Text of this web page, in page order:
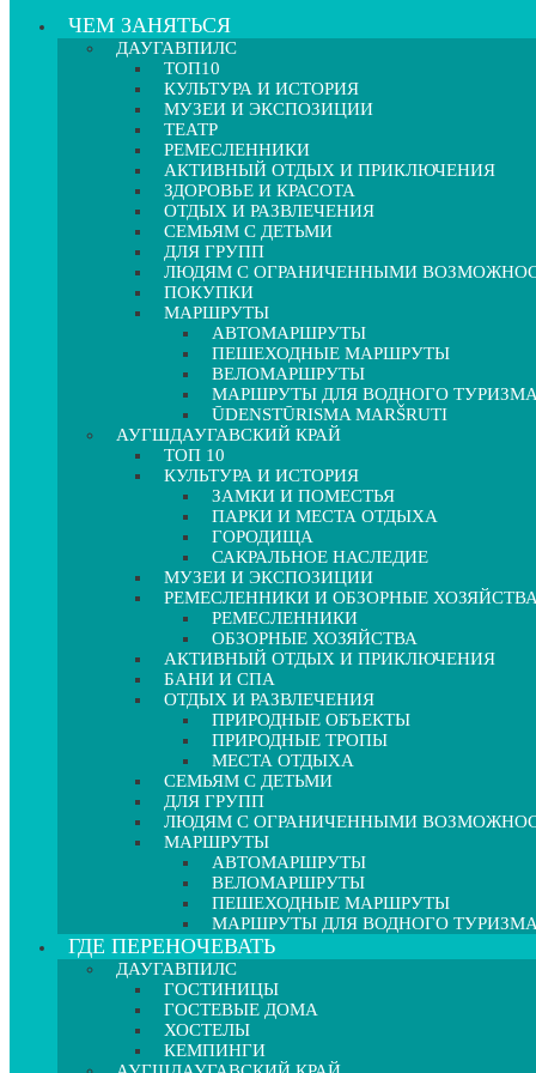
ЧЕМ ЗАНЯТЬСЯ
ДАУГАВПИЛС
ТОП10
КУЛЬТУРА И ИСТОРИЯ
МУЗЕИ И ЭКСПОЗИЦИИ
ТЕАТР
РЕМЕСЛЕННИКИ
АКТИВНЫЙ ОТДЫХ И ПРИКЛЮЧЕНИЯ
ЗДОРОВЬЕ И КРАСОТА
ОТДЫХ И РАЗВЛЕЧЕНИЯ
СЕМЬЯМ С ДЕТЬМИ
ДЛЯ ГРУПП
ЛЮДЯМ С ОГРАНИЧЕННЫМИ
ПОКУПКИ
МАРШРУТЫ
АВТОМАРШРУТЫ
ПЕШЕХОДНЫЕ МАРШРУТЫ
ВЕЛОМАРШРУТЫ
МАРШРУТЫ ДЛЯ ВОДНОГО ТУРИЗМА
ŪDENSTŪRISMA MARŠRUTI
АУГШДАУГАВСКИЙ КРАЙ
ТОП 10
КУЛЬТУРА И ИСТОРИЯ
ЗАМКИ И ПОМЕСТЬЯ
ПАРКИ И МЕСТА ОТДЫХА
ГОРОДИЩА
САКРАЛЬНОЕ НАСЛЕДИЕ
МУЗЕИ И ЭКСПОЗИЦИИ
РЕМЕСЛЕННИКИ И ОБЗОРНЫЕ ХОЗЯЙСТВА
РЕМЕСЛЕННИКИ
ОБЗОРНЫЕ ХОЗЯЙСТВА
АКТИВНЫЙ ОТДЫХ И ПРИКЛЮЧЕНИЯ
БАНИ И СПА
ОТДЫХ И РАЗВЛЕЧЕНИЯ
ПРИРОДНЫЕ ОБЪЕКТЫ
ПРИРОДНЫЕ ТРОПЫ
МЕСТА ОТДЫХА
СЕМЬЯМ С ДЕТЬМИ
ДЛЯ ГРУПП
ЛЮДЯМ С ОГРАНИЧЕННЫМИ
МАРШРУТЫ
АВТОМАРШРУТЫ
ВЕЛОМАРШРУТЫ
ПЕШЕХОДНЫЕ МАРШРУТЫ
МАРШРУТЫ ДЛЯ ВОДНОГО ТУРИЗМА
ГДЕ ПЕРЕНОЧЕВАТЬ
ДАУГАВПИЛС
ГОСТИНИЦЫ
ГОСТЕВЫЕ ДОМА
ХОСТЕЛЫ
КЕМПИНГИ